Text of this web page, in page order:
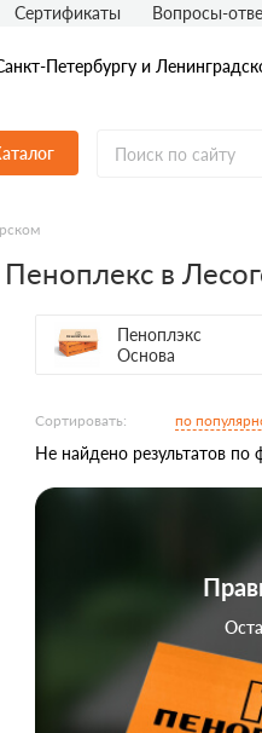
Петербургу и
Сертификаты Вопросы-
в
Пеноплэкс
Основа
Сортировать: по
Не найдено результатов по